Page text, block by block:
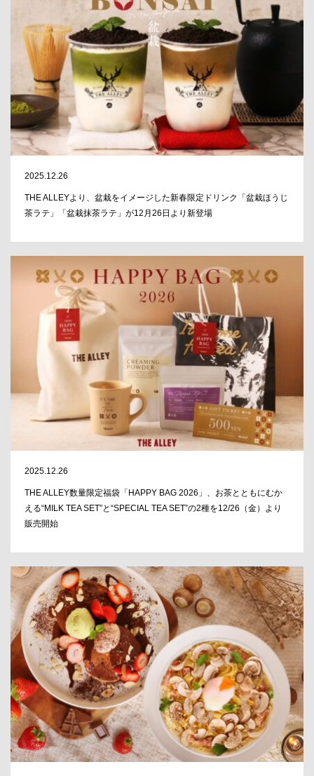
2025.12.26
THE ALLEYより、盆栽をイメージした新春限定ドリンク「盆栽ほうじ
茶ラテ」「盆栽抹茶ラテ」が12月26日より新登場
2025.12.26
THE ALLEY数量限定福袋「HAPPY BAG 2026」、お茶とともにむか
える“MILK TEA SET”と“SPECIAL TEA SET”の2種を12/26（金）より
販売開始